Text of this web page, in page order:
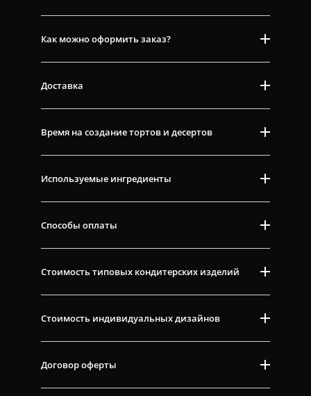
Как можно оформить заказ?
Доставка
Время на создание тортов и десертов
Используемые ингредиенты
Способы оплаты
Стоимость типовых кондитерских изделий
Стоимость индивидуальных дизайнов
Договор оферты